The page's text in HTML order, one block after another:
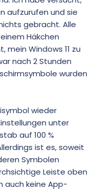
aufzurufen und sie
gebracht. Alle
Häkchen
mein Windows 11 zu
nach 2 Stunden
wurden
wieder
unter
auf 100 %
ist es, soweit
Symbolen
Leiste oben
auch keine App-